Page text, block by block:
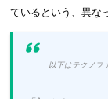
ているという、異な
以下はテクノフ